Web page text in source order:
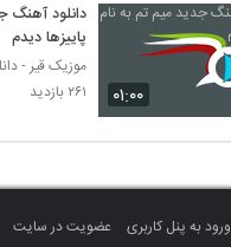
دانلود آهنگ جدید و
۲۴۶ بازدید
Nisti Amma
آهنگ زیبا تر از تو از
۰۱:۰۰
دانلود آهنگ
پاییزها دیدم
موزیک قیر -
۲۶۱ بازدید
ورود به پنل کاربری عضویت در سایت